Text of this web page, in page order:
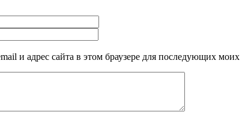
и адрес сайта в этом браузере для последующих